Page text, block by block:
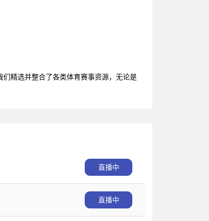
精选并整合了各类体育赛事资源，无论是
直播中
直播中